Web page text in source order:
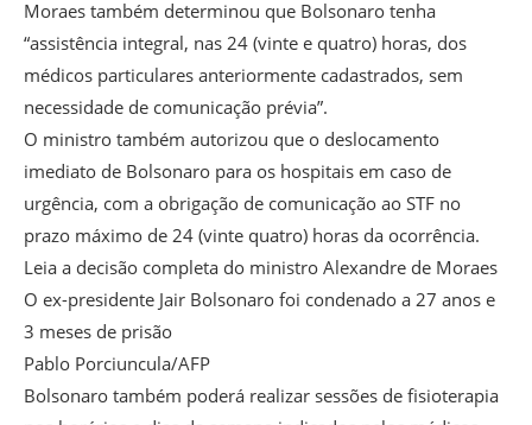
Moraes também determinou que Bolsonaro tenha
“assistência integral, nas 24 (vinte e quatro) horas, dos
médicos particulares anteriormente cadastrados, sem
necessidade de comunicação prévia”.
O ministro também autorizou que o deslocamento
imediato de Bolsonaro para os hospitais em caso de
urgência, com a obrigação de comunicação ao STF no
prazo máximo de 24 (vinte quatro) horas da ocorrência.
Leia a decisão completa do ministro Alexandre de Moraes
O ex-presidente Jair Bolsonaro foi condenado a 27 anos e
3 meses de prisão
Pablo Porciuncula/AFP
Bolsonaro também poderá realizar sessões de fisioterapia